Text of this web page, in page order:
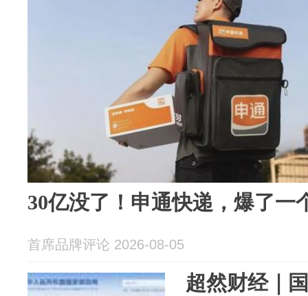
30亿没了！申通快递，爆了一
首席品牌评论 2026-08-05
超然财经｜